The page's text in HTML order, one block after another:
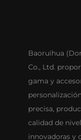
Baoruihua
Co., Ltd.
gama y
precisa,
calidad de
innovadoras y